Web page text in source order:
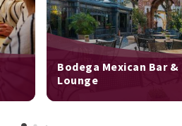
Bodega Mexican Bar &
Lounge